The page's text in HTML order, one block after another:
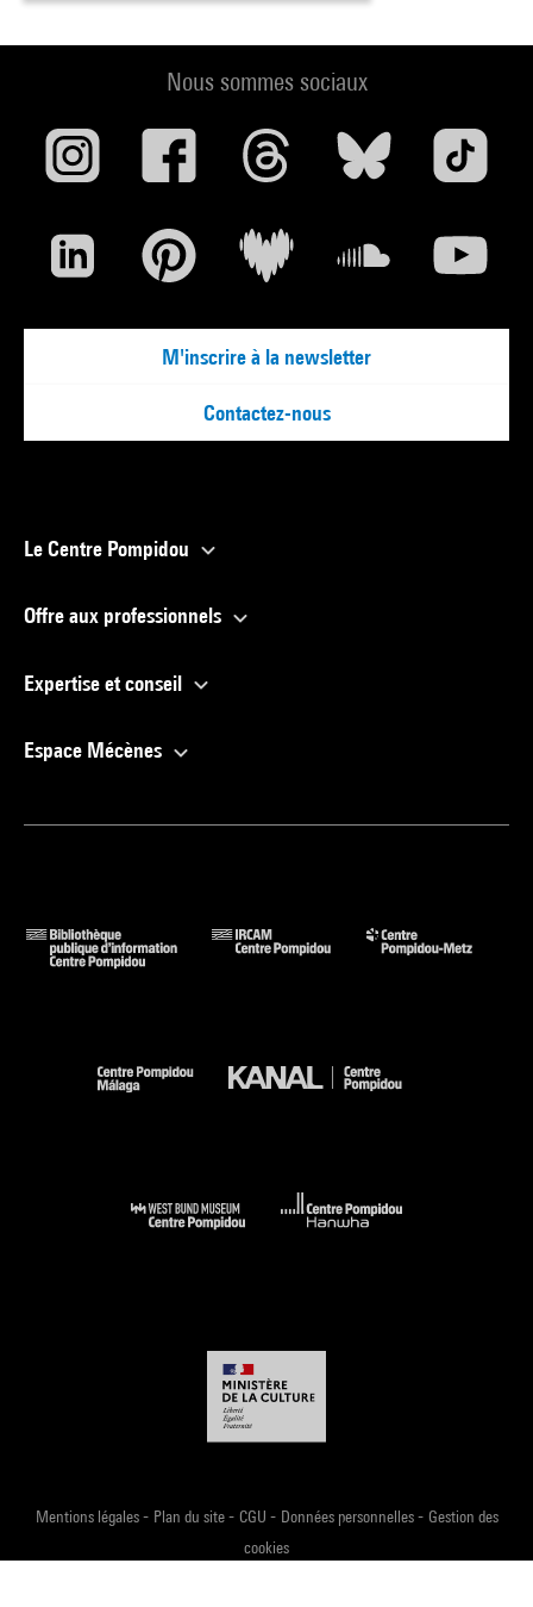
Nous sommes sociaux
M'inscrire à la newsletter
Contactez-nous
Le Centre Pompidou
Offre aux professionnels
Expertise et conseil
Espace Mécènes
Mentions légales- Plan du site- CGU - Données personnelles- Gestion des
cookies